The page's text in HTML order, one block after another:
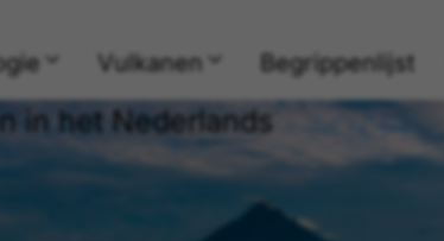
Vulkanen Begrippenlijst
in het Nederlands